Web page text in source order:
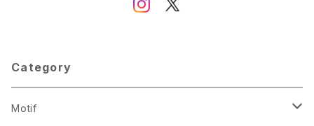
Category
Motif